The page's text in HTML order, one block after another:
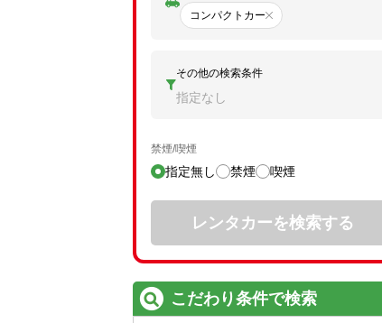
コンパクトカー
その他の検索条件
指定なし
禁煙/喫煙
指定無し 禁煙 喫煙
レンタカーを検索する
こだわり条件で検索